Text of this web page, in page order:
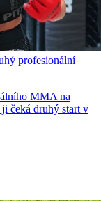
profesionální
MMA na
čeká druhý start v